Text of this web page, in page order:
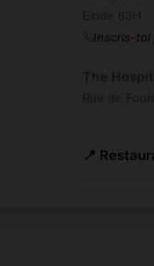
Inscris-toi
📍